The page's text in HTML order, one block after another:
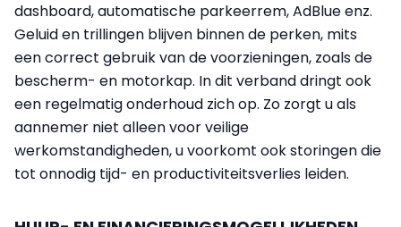
dashboard, automatische parkeerrem, AdBlue enz.
Geluid en trillingen blijven binnen de perken, mits
een correct gebruik van de voorzieningen, zoals de
bescherm- en motorkap. In dit verband dringt ook
een regelmatig onderhoud zich op. Zo zorgt u als
aannemer niet alleen voor veilige
werkomstandigheden, u voorkomt ook storingen die
tot onnodig tijd- en productiviteitsverlies leiden.